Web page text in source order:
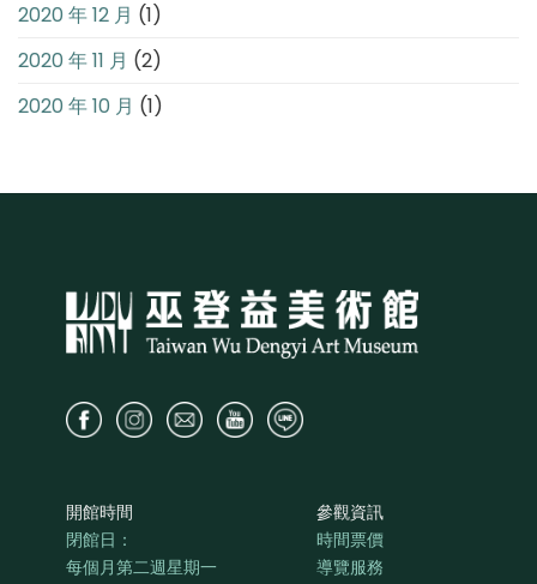
2020 年 12 月 (1)
2020 年 11 月 (2)
2020 年 10 月 (1)
開館時間
閉館日：
每個月第二週星期一
參觀資訊
時間票價
導覽服務